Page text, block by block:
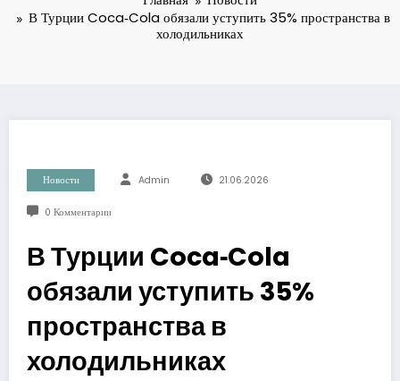
В Турции Coca‑Cola обязали уступить 35% пространства в
холодильниках
Новости Admin 21.06.2026
0 Комментарии
В Турции Coca‑Cola
обязали уступить 35%
пространства в
холодильниках